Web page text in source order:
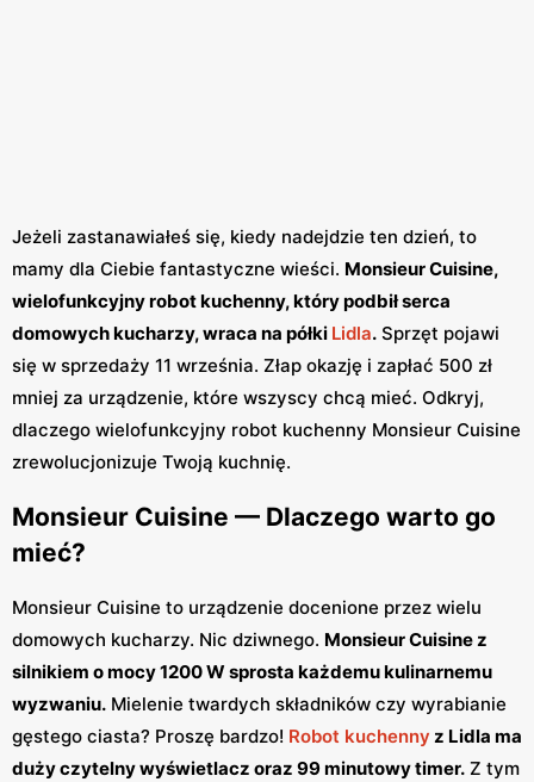
Jeżeli zastanawiałeś się, kiedy nadejdzie ten dzień, to
mamy dla Ciebie fantastyczne wieści. Monsieur Cuisine,
wielofunkcyjny robot kuchenny, który podbił serca
domowych kucharzy, wraca na półki Lidla. Sprzęt pojawi
się w sprzedaży 11 września. Złap okazję i zapłać 500 zł
mniej za urządzenie, które wszyscy chcą mieć. Odkryj,
dlaczego wielofunkcyjny robot kuchenny Monsieur Cuisine
zrewolucjonizuje Twoją kuchnię.
Monsieur Cuisine — Dlaczego warto go
mieć?
Monsieur Cuisine to urządzenie docenione przez wielu
domowych kucharzy. Nic dziwnego. Monsieur Cuisine z
silnikiem o mocy 1200 W sprosta każdemu kulinarnemu
wyzwaniu. Mielenie twardych składników czy wyrabianie
gęstego ciasta? Proszę bardzo! Robot kuchenny z Lidla ma
duży czytelny wyświetlacz oraz 99 minutowy timer. Z tym